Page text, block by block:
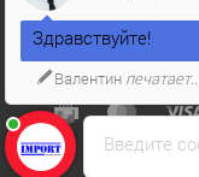
2026 ©
Введите
Здравствуйте!
Валентин печатает...